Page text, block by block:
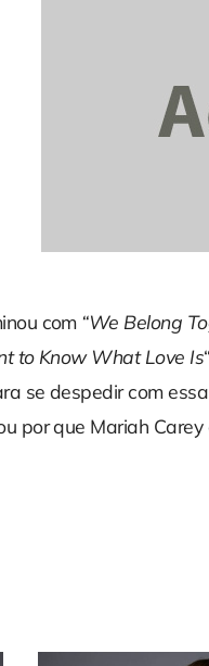
com “We Belong
to Know What Love Is
se despedir com
por que Mariah